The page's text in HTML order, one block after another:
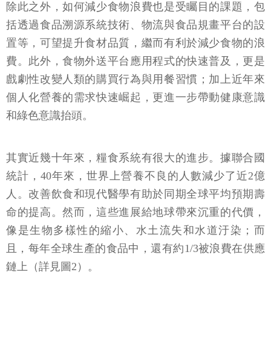
除此之外，如何減少食物浪費也是受矚目的課題，包
括透過食品溯源系統技術、物流與食品規畫平台的設
置等，可望提升食材品質，繼而有利於減少食物的浪
費。此外，食物外送平台應用程式的快速普及，更是
戲劇性改變人類的購買行為與用餐習慣；加上近年來
個人化營養的需求快速崛起，更進一步帶動健康意識
和綠色意識抬頭。
其實近幾十年來，糧食系統有很大的進步。據聯合國
統計，40年來，世界上營養不良的人數減少了近2億
人。改善飲食和現代醫學有助於同期全球平均預期壽
命的提高。然而，這些進展給地球帶來沉重的代價，
像是生物多樣性的縮小、水土流失和水道汙染；而
且，每年全球生產的食品中，還有約1/3被浪費在供應
鏈上（詳見圖2）。